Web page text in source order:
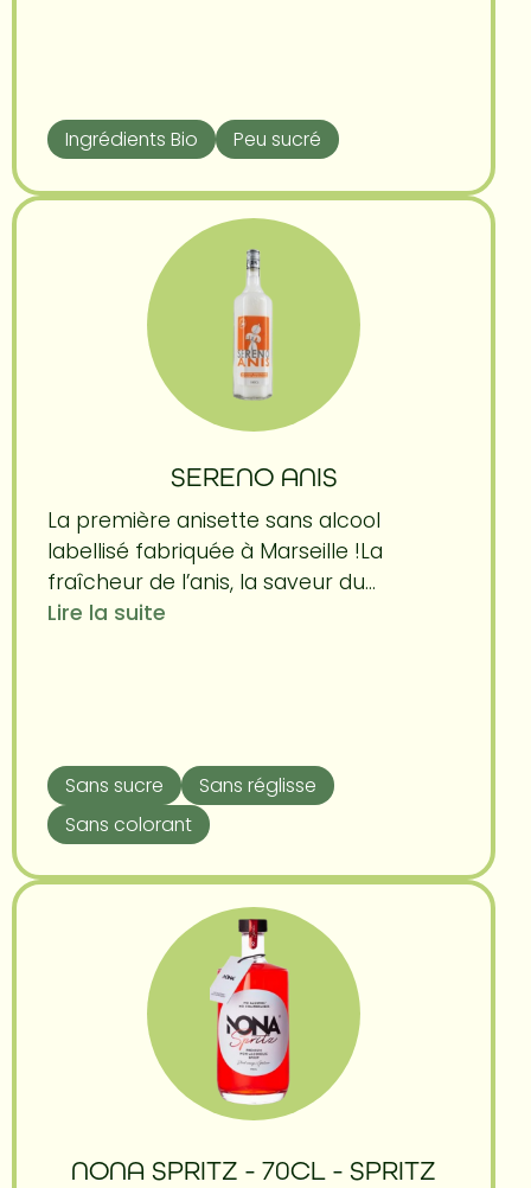
Ingrédients Bio Peu sucré
SERENO ANIS
La première anisette sans alcool
labellisé fabriquée à Marseille !La
fraîcheur de l’anis, la saveur du...
Lire la suite
Sans sucre
Sans réglisse
Sans colorant
NONA SPRITZ - 70CL - SPRITZ